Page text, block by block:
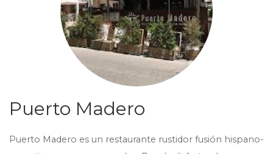
Puerto Madero
Puerto Madero es un restaurante rustidor fusión hispano-